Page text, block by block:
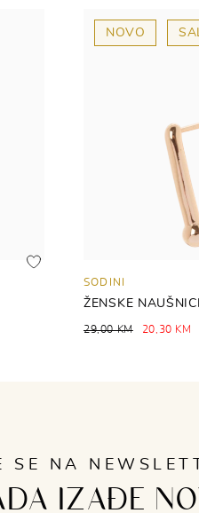
NOVO
SODINI
ŽENSKE
29,00 KM 20,30 KM
SE NA
IZAĐE